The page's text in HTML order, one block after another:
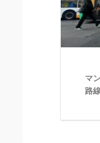
マ
路